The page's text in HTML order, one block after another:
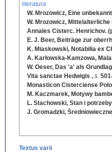
literatura:
W. Mrozowicz, Eine
W. Mrozowicz,
Annales Cisterc. Henrichov.
E. J. Beer, Beiträge zur
K. Miaskowski, Notabilia ex
A. Karłowska-Kamzowa,
W. Oeser, Das 'a' als
Vita sanctae Hedwigis , s.
Monasticon Cisterciense
M. Kaczmarek, Motywy
L. Stachowski, Stan i
J. Gromadzki,
Textus varii